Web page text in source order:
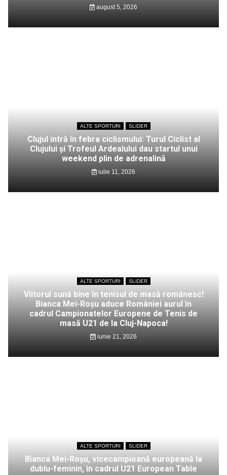
august 5, 2026
ALTE SPORTURI SLIDER
Clujul intră în febra ciclismului: Turul Ciclist al
Clujului și Trofeul Ardealului dau startul unui
weekend plin de adrenalină
iulie 11, 2026
ALTE SPORTURI SLIDER
Viitorul sună bine în tenisul de masă românesc!
Bianca Mei-Roșu aduce României aurul în
cadrul Campionatelor Europene de Tenis de
masă U21 de la Cluj-Napoca!
iunie 21, 2026
ALTE SPORTURI SLIDER
Bianca Mei-Roșu, vicecampioană europeană la
dublu-feminin, în cadrul U21 European Table